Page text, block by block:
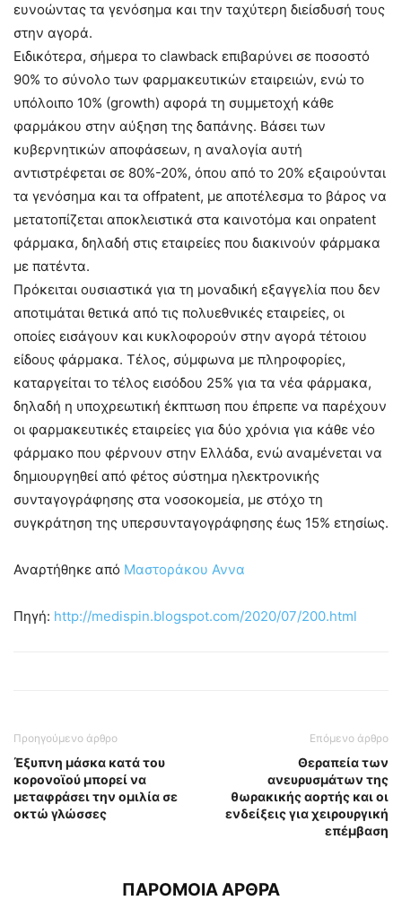
ευνοώντας τα γενόσημα και την ταχύτερη διείσδυσή τους
στην αγορά.
Ειδικότερα, σήμερα το clawback επιβαρύνει σε ποσοστό
90% το σύνολο των φαρμακευτικών εταιρειών, ενώ το
υπόλοιπο 10% (growth) αφορά τη συμμετοχή κάθε
φαρμάκου στην αύξηση της δαπάνης. Βάσει των
κυβερνητικών αποφάσεων, η αναλογία αυτή
αντιστρέφεται σε 80%-20%, όπου από το 20% εξαιρούνται
τα γενόσημα και τα offpatent, με αποτέλεσμα το βάρος να
μετατοπίζεται αποκλειστικά στα καινοτόμα και onpatent
φάρμακα, δηλαδή στις εταιρείες που διακινούν φάρμακα
με πατέντα.
Πρόκειται ουσιαστικά για τη μοναδική εξαγγελία που δεν
αποτιμάται θετικά από τις πολυεθνικές εταιρείες, οι
οποίες εισάγουν και κυκλοφορούν στην αγορά τέτοιου
είδους φάρμακα. Τέλος, σύμφωνα με πληροφορίες,
καταργείται το τέλος εισόδου 25% για τα νέα φάρμακα,
δηλαδή η υποχρεωτική έκπτωση που έπρεπε να παρέχουν
οι φαρμακευτικές εταιρείες για δύο χρόνια για κάθε νέο
φάρμακο που φέρνουν στην Ελλάδα, ενώ αναμένεται να
δημιουργηθεί από φέτος σύστημα ηλεκτρονικής
συνταγογράφησης στα νοσοκομεία, με στόχο τη
συγκράτηση της υπερσυνταγογράφησης έως 15% ετησίως.
Αναρτήθηκε από Μαστοράκου Αννα
Πηγή: http://medispin.blogspot.com/2020/07/200.html
Προηγούμενο άρθρο
Έξυπνη μάσκα κατά του
κορονοϊού μπορεί να
μεταφράσει την ομιλία σε
οκτώ γλώσσες
Επόμενο άρθρο
Θεραπεία των
ανευρυσμάτων της
θωρακικής αορτής και οι
ενδείξεις για χειρουργική
επέμβαση
ΠΑΡΟΜΟΙΑ ΑΡΘΡΑ